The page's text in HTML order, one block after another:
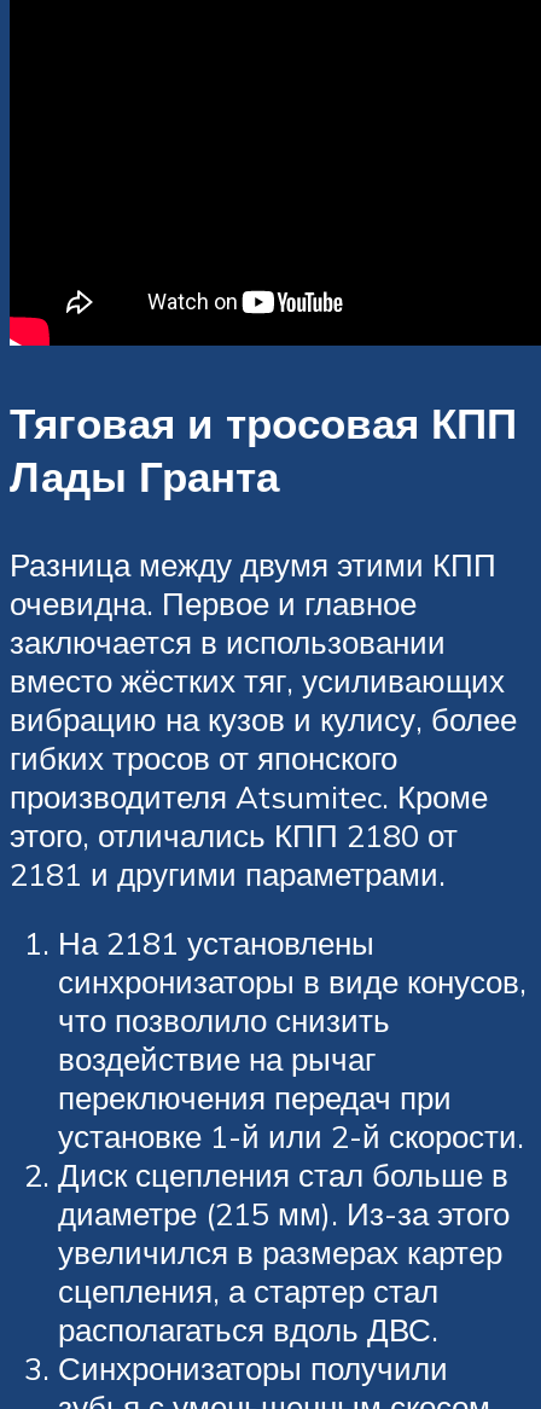
Тяговая и тросовая КПП
Лады Гранта
Разница между двумя этими КПП
очевидна. Первое и главное
заключается в использовании
вместо жёстких тяг, усиливающих
вибрацию на кузов и кулису, более
гибких тросов от японского
производителя Atsumitec. Кроме
этого, отличались КПП 2180 от
2181 и другими параметрами.
На 2181 установлены
синхронизаторы в виде конусов,
что позволило снизить
воздействие на рычаг
переключения передач при
установке 1-й или 2-й скорости.
Диск сцепления стал больше в
диаметре (215 мм). Из-за этого
увеличился в размерах картер
сцепления, а стартер стал
располагаться вдоль ДВС.
Синхронизаторы получили